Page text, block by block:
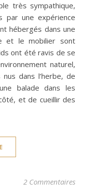
très sympathique,
par une expérience
hébergés dans une
et le mobilier sont
ont été ravis de se
naturel,
dans l’herbe, de
balade dans les
et de cueillir des
2 Commentaires